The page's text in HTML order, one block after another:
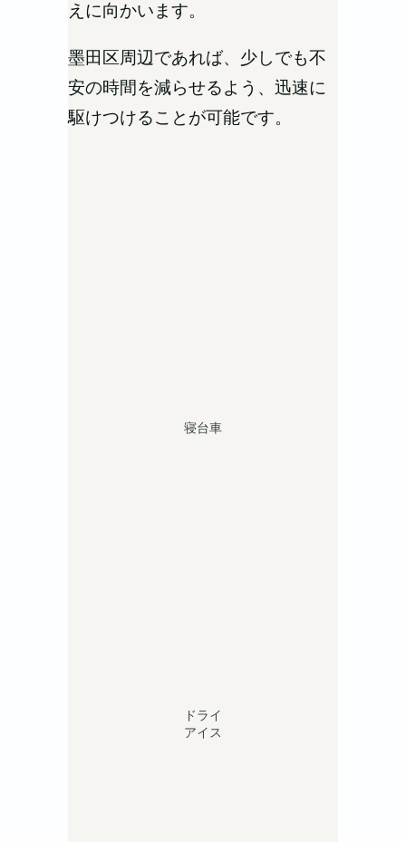
えに向かいます。
墨田区周辺であれば、少しでも不
安の時間を減らせるよう、迅速に
駆けつけることが可能です。
寝台車
ドライ
アイス